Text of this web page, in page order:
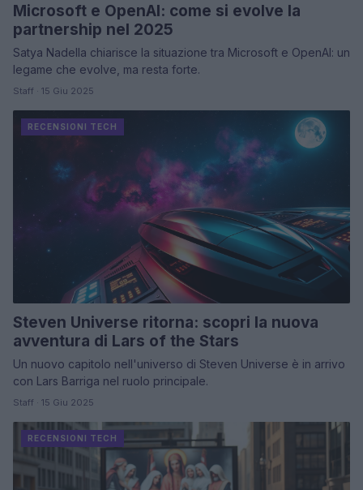
Microsoft e OpenAI: come si evolve la
partnership nel 2025
Satya Nadella chiarisce la situazione tra Microsoft e OpenAI: un
legame che evolve, ma resta forte.
Staff · 15 Giu 2025
RECENSIONI TECH
Steven Universe ritorna: scopri la nuova
avventura di Lars of the Stars
Un nuovo capitolo nell'universo di Steven Universe è in arrivo
con Lars Barriga nel ruolo principale.
Staff · 15 Giu 2025
RECENSIONI TECH